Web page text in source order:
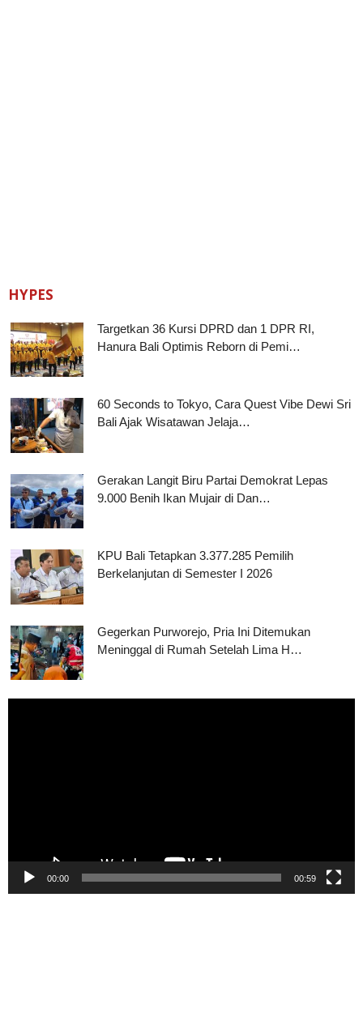
HYPES
Targetkan 36 Kursi DPRD dan 1 DPR RI,
Hanura Bali Optimis Reborn di Pemi…
60 Seconds to Tokyo, Cara Quest Vibe Dewi Sri
Bali Ajak Wisatawan Jelaja…
Gerakan Langit Biru Partai Demokrat Lepas
9.000 Benih Ikan Mujair di Dan…
KPU Bali Tetapkan 3.377.285 Pemilih
Berkelanjutan di Semester I 2026
Gegerkan Purworejo, Pria Ini Ditemukan
Meninggal di Rumah Setelah Lima H…
00:00 00:59